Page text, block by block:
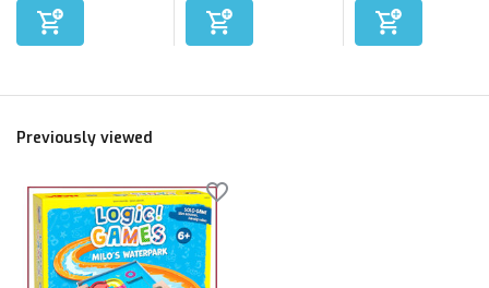
Previously viewed